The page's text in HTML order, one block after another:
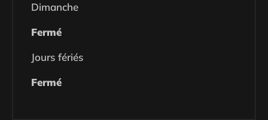
Dimanche
Fermé
Jours fériés
Fermé